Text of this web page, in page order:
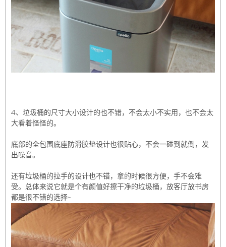
4、垃圾桶的尺寸大小设计的也不错，不会太小不实用，也不会太
大看着怪怪的。
底部的全包围底座防滑胶垫设计也很贴心，不会一碰到就倒，发
出噪音。
还有垃圾桶的拉手的设计也不错，拿的时候很方便，手不会难
受。总体来说它就是个有颜值好擦干净的垃圾桶，放客厅放书房
都是很不错的选择~